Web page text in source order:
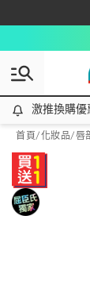
激推換購優惠
激推換購
首頁/化妝品/唇